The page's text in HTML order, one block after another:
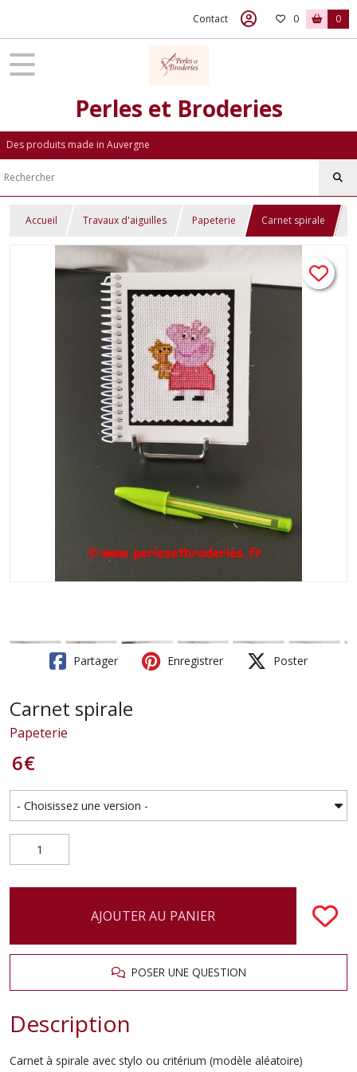
Contact 0 0
Perles et Broderies
Des produits made in Auvergne
Accueil Travaux d'aiguilles Papeterie Carnet spirale
Partager Enregistrer Poster
Carnet spirale
Papeterie
6€
AJOUTER AU PANIER
POSER UNE QUESTION
Description
Carnet à spirale avec stylo ou critérium (modèle aléatoire)